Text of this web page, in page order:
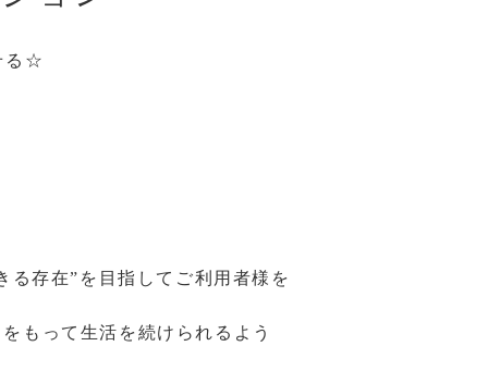
る☆
る存在”を目指してご利用者様を
もって生活を続けられるよう